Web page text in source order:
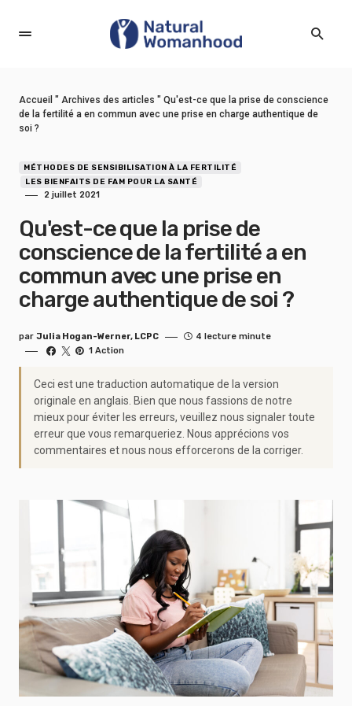
Accueil " Archives des articles " Qu'est-ce que la prise de conscience
de la fertilité a en commun avec une prise en charge authentique de
soi ?
MÉTHODES DE SENSIBILISATION À LA FERTILITÉ
LES BIENFAITS DE FAM POUR LA SANTÉ
2 juillet 2021
Qu'est-ce que la prise de
conscience de la fertilité a en
commun avec une prise en
charge authentique de soi ?
par Julia Hogan-Werner, LCPC
4 lecture minute
1 Action
Ceci est une traduction automatique de la version
originale en anglais. Bien que nous fassions de notre
mieux pour éviter les erreurs, veuillez nous signaler toute
erreur que vous remarqueriez. Nous apprécions vos
commentaires et nous nous efforcerons de la corriger.